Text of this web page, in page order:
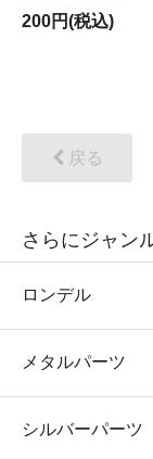
200円(税込)
戻る
さらにジャン
ロンデル
メタルパーツ
シルバーパーツ